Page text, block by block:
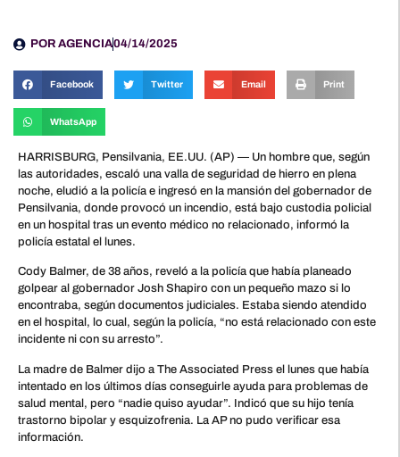
POR AGENCIA04/14/2025
Facebook Twitter Email Print
WhatsApp
HARRISBURG, Pensilvania, EE.UU. (AP) — Un hombre que, según
las autoridades, escaló una valla de seguridad de hierro en plena
noche, eludió a la policía e ingresó en la mansión del gobernador de
Pensilvania, donde provocó un incendio, está bajo custodia policial
en un hospital tras un evento médico no relacionado, informó la
policía estatal el lunes.
Cody Balmer, de 38 años, reveló a la policía que había planeado
golpear al gobernador Josh Shapiro con un pequeño mazo si lo
encontraba, según documentos judiciales. Estaba siendo atendido
en el hospital, lo cual, según la policía, “no está relacionado con este
incidente ni con su arresto”.
La madre de Balmer dijo a The Associated Press el lunes que había
intentado en los últimos días conseguirle ayuda para problemas de
salud mental, pero “nadie quiso ayudar”. Indicó que su hijo tenía
trastorno bipolar y esquizofrenia. La AP no pudo verificar esa
información.